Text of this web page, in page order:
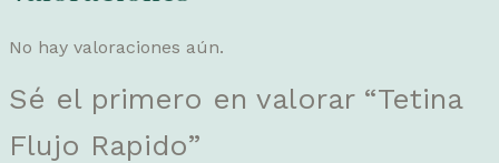
No hay valoraciones aún.
Sé el primero en valorar “Tetina
Flujo Rapido”